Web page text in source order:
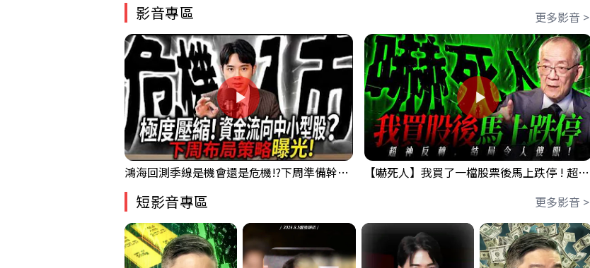
影音專區 更多影音 >
鴻海回測季線是機會還是危機!?下周準備幹大事?｜0807 #3661 #2317 #2317鴻海 【嚇死人】我買了一檔股票後馬上跌停 ! 超神反轉，結局令人傻眼 !｜ Mr.永年 李｜ 盤後講股 Mr.永年 李 2026 / 08 / 07
短影音專區 更多影音 >